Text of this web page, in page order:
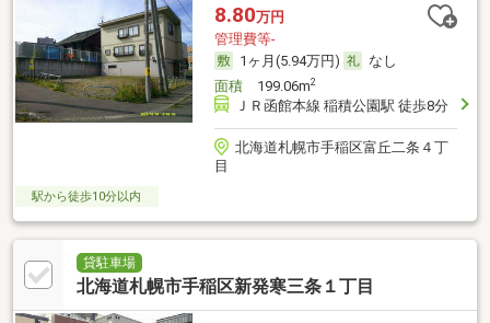
8.80万円
管理費等-
1ヶ月(5.94万円)
なし
面積199.06m2
ＪＲ函館本線 稲積公園駅 徒歩8分
北海道札幌市手稲区富丘二条４丁
目
駅から徒歩10分以内
貸駐車場
北海道札幌市手稲区新発寒三条１丁目